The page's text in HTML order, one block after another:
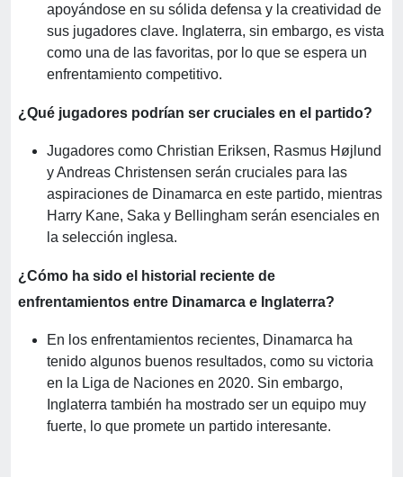
apoyándose en su sólida defensa y la creatividad de
sus jugadores clave. Inglaterra, sin embargo, es vista
como una de las favoritas, por lo que se espera un
enfrentamiento competitivo.
¿Qué jugadores podrían ser cruciales en el partido?
Jugadores como Christian Eriksen, Rasmus Højlund
y Andreas Christensen serán cruciales para las
aspiraciones de Dinamarca en este partido, mientras
Harry Kane, Saka y Bellingham serán esenciales en
la selección inglesa.
¿Cómo ha sido el historial reciente de
enfrentamientos entre Dinamarca e Inglaterra?
En los enfrentamientos recientes, Dinamarca ha
tenido algunos buenos resultados, como su victoria
en la Liga de Naciones en 2020. Sin embargo,
Inglaterra también ha mostrado ser un equipo muy
fuerte, lo que promete un partido interesante.